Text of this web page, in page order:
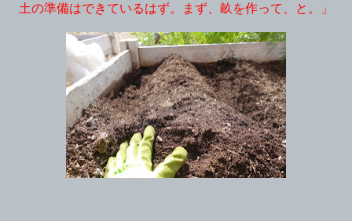
土の準備はできているはず。まず、畝を作って、と。」